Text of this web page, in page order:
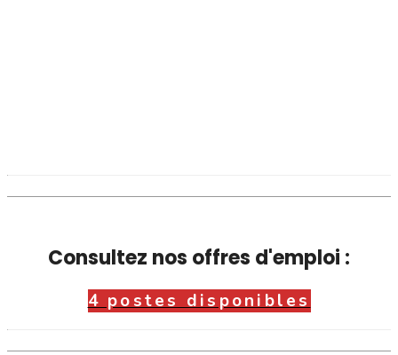
Consultez nos offres d'emploi :
4 postes disponibles